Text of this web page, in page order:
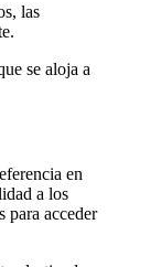
las
se aloja a
en
a los
para acceder